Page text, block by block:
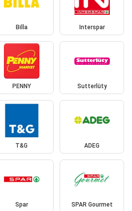
Billa Interspar
PENNY Sutterlüty
T&G ADEG
Spar SPAR Gourmet